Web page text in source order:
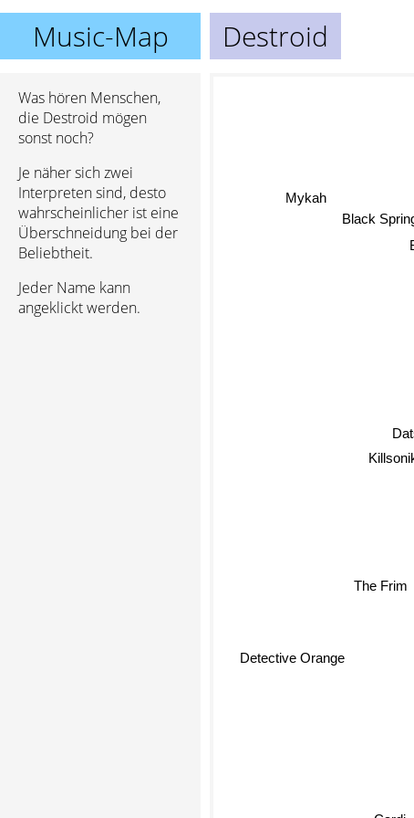
Music-Map Destroid
Was hören Menschen,
die Destroid mögen
sonst noch?
Je näher sich zwei
Interpreten sind, desto
wahrscheinlicher ist eine
Überschneidung bei der
Beliebtheit.
Jeder Name kann
angeklickt werden.
The Frim
Black
Mykah